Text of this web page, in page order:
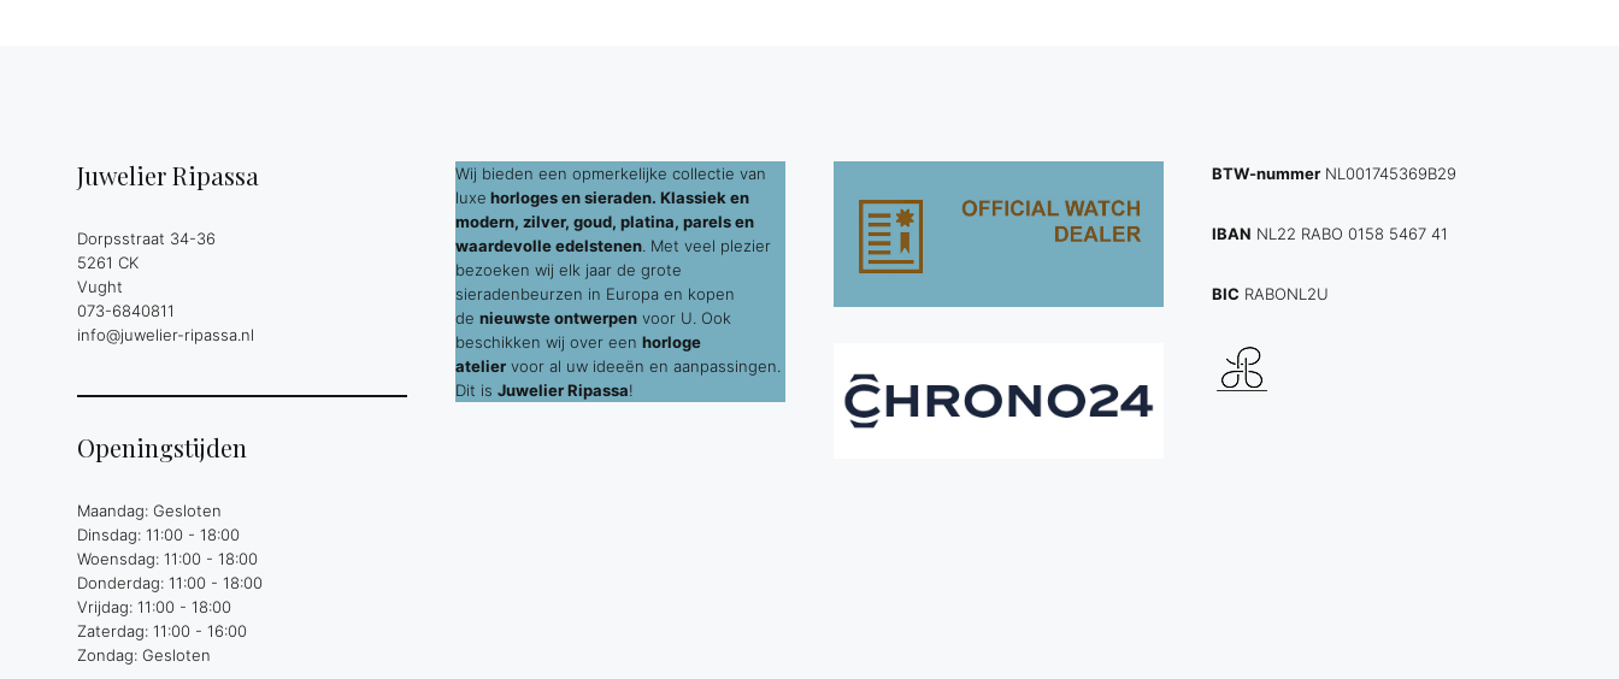
Juwelier Ripassa
Dorpsstraat 34-36
5261 CK
Vught
073-6840811
info@juwelier-ripassa.nl
Openingstijden
Maandag: Gesloten
Dinsdag: 11:00 - 18:00
Woensdag: 11:00 - 18:00
Donderdag: 11:00 - 18:00
Vrijdag: 11:00 - 18:00
Zaterdag: 11:00 - 16:00
Zondag: Gesloten
Wij bieden een opmerkelijke collectie van
luxe horloges en sieraden. Klassiek en
modern, zilver, goud, platina, parels en
waardevolle edelstenen. Met veel plezier
bezoeken wij elk jaar de grote
sieradenbeurzen in Europa en kopen
de nieuwste ontwerpen voor U. Ook
beschikken wij over een horloge
atelier voor al uw ideeën en aanpassingen.
Dit is Juwelier Ripassa!
BTW-nummer NL001745369B29
IBAN NL22 RABO 0158 5467 41
BIC RABONL2U